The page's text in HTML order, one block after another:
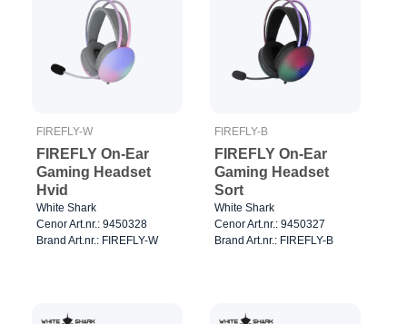
FIREFLY-W
FIREFLY On-Ear
Gaming Headset
Hvid
White Shark
Cenor Art.nr.: 9450328
Brand Art.nr.: FIREFLY-W
FIREFLY-B
FIREFLY On-Ear
Gaming Headset
Sort
White Shark
Cenor Art.nr.: 9450327
Brand Art.nr.: FIREFLY-B